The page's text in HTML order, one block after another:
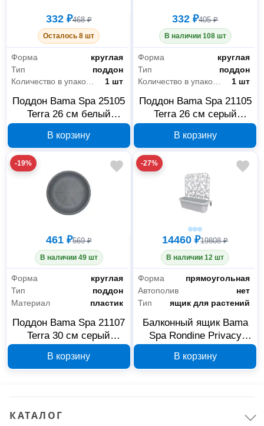
332 ₽468 ₽
Осталось 8 шт
Форма
круглая
Тип
поддон
Количество в упаковке
1 шт
Поддон Bama Spa 25105
Terra 26 см белый
В корзину
332 ₽405 ₽
В наличии 108 шт
Форма
круглая
Тип
поддон
Количество в упаковке
1 шт
Поддон Bama Spa 21105
Terra 26 см серый
В корзину
-19%
461 ₽569 ₽
В наличии 49 шт
Форма
круглая
Тип
поддон
Материал
пластик
Поддон Bama Spa 21107
Terra 30 см серый
В корзину
-27%
14460 ₽19808 ₽
В наличии 12 шт
Форма
прямоугольная
Автополив
нет
Тип
ящик для растений
Балконный ящик Bama
Spa Rondine Privacy
белый 2 шт 069577
В корзину
КАТАЛОГ